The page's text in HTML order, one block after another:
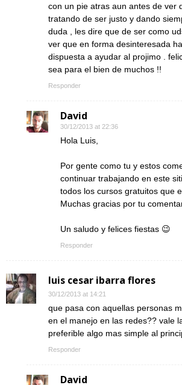
con un pie atras aun antes de ver
tratando de ser justo y dando
duda , les dire que de ser como
ver que en forma desinteresada
dispuesta a ayudar al projimo .
sea para el bien de muchos !!
Responder
David
30/12/2013 at 22:36
Hola Luis,
Por gente como tu y estos
continuar trabajando en este
todos los cursos gratuitos que
Muchas gracias por tu
Un saludo y felices fiestas 😉
Responder
luis cesar ibarra flores
30/12/2013 at 14:21
que pasa con aquellas personas
en el manejo en las redes?? vale
preferible algo mas simple al
Responder
David